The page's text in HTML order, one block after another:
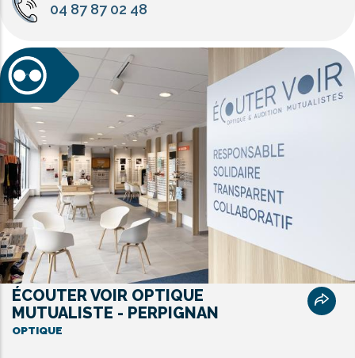
04 87 87 02 48
ÉCOUTER VOIR OPTIQUE
MUTUALISTE - PERPIGNAN
OPTIQUE